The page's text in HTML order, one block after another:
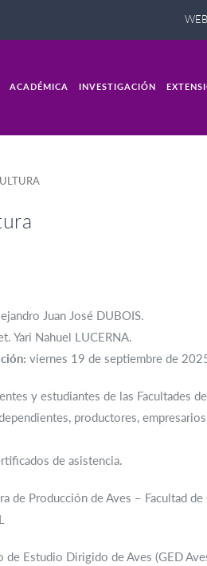
ACADÉMICA INVESTIGACIÓN
Juan José DUBOIS.
Yari Nahuel LUCERNA.
viernes 19 de septiembre de
y estudiantes de las Facultades
productores,
de asistencia.
de Producción de Aves – Facultad
de Estudio Dirigido de Aves (GED